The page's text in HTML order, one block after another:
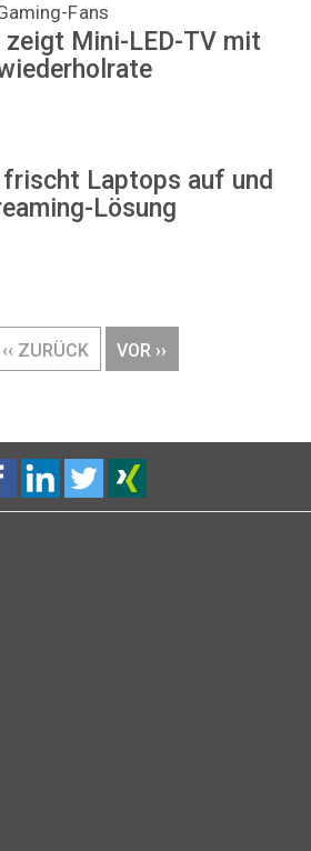
Fans
zeigt Mini-LED-TV mit
frischt Laptops auf und
Lösung
VORHERIGE
SEITE
‹‹ ZURÜCK
NÄCHSTE
SEITE
VOR ››